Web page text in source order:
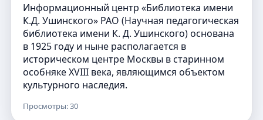
Информационный центр «Библиотека имени
К.Д. Ушинского» РАО (Научная педагогическая
библиотека имени К. Д. Ушинского) основана
в 1925 году и ныне располагается в
историческом центре Москвы в старинном
особняке XVIII века, являющимся объектом
культурного наследия.
Просмотры: 30